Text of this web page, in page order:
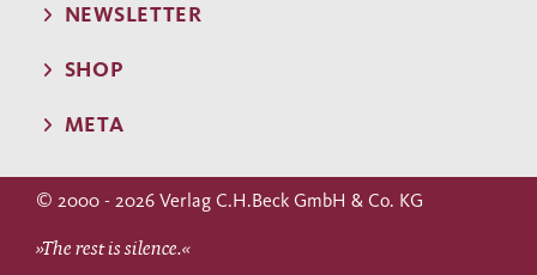
NEWSLETTER
SHOP
META
© 2000 - 2026 Verlag C.H.Beck GmbH & Co. KG
»The rest is silence.«